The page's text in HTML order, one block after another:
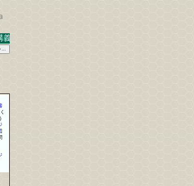
２０２３．３．１７ 米沢キャンパス中示Ａ